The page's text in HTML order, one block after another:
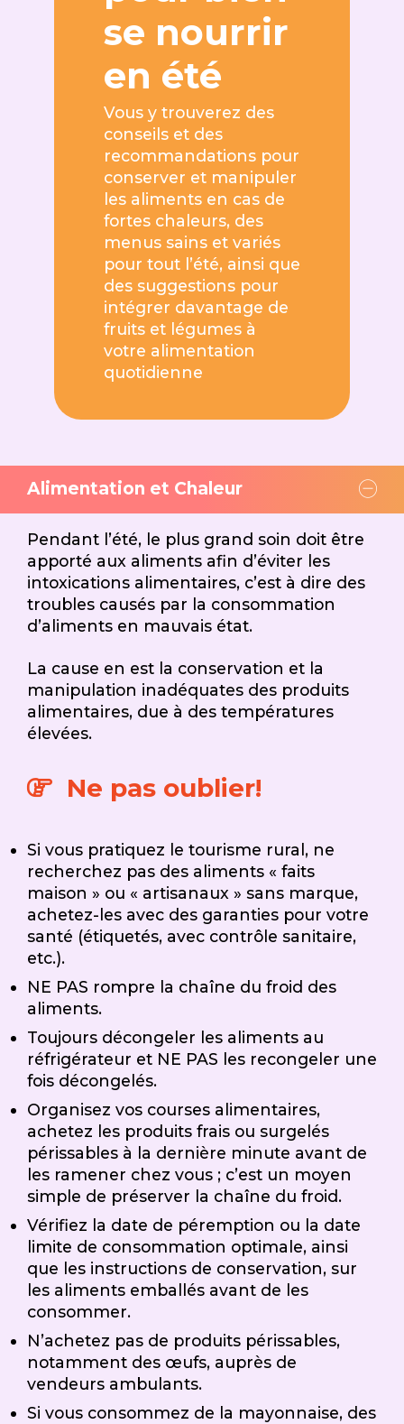
se nourrir
en été
Vous y trouverez des
conseils et des
recommandations pour
conserver et manipuler
les aliments en cas de
fortes chaleurs, des
menus sains et variés
pour tout l’été, ainsi que
des suggestions pour
intégrer davantage de
fruits et légumes à
votre alimentation
quotidienne
Alimentation et Chaleur
Pendant l’été, le plus grand soin doit être
apporté aux aliments afin d’éviter les
intoxications alimentaires, c’est à dire des
troubles causés par la consommation
d’aliments en mauvais état.
La cause en est la conservation et la
manipulation inadéquates des produits
alimentaires, due à des températures
élevées.
Ne pas oublier!
Si vous pratiquez le tourisme rural, ne
recherchez pas des aliments « faits
maison » ou « artisanaux » sans marque,
achetez-les avec des garanties pour votre
santé (étiquetés, avec contrôle sanitaire,
etc.).
NE PAS rompre la chaîne du froid des
aliments.
Toujours décongeler les aliments au
réfrigérateur et NE PAS les recongeler une
fois décongelés.
Organisez vos courses alimentaires,
achetez les produits frais ou surgelés
périssables à la dernière minute avant de
les ramener chez vous ; c’est un moyen
simple de préserver la chaîne du froid.
Vérifiez la date de péremption ou la date
limite de consommation optimale, ainsi
que les instructions de conservation, sur
les aliments emballés avant de les
consommer.
N’achetez pas de produits périssables,
notamment des œufs, auprès de
vendeurs ambulants.
Si vous consommez de la mayonnaise, des